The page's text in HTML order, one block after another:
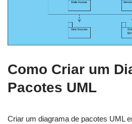
Como Criar um
Pacotes UML
Criar um diagrama de pacotes UML